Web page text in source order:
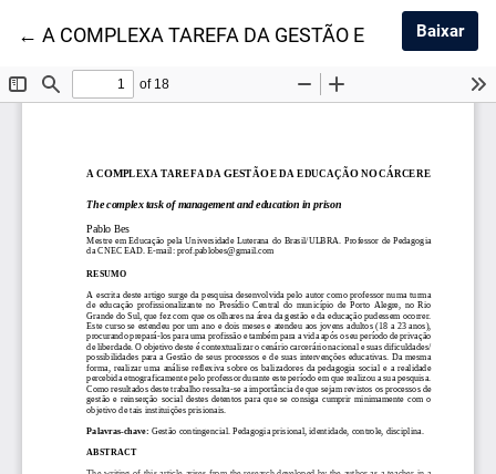
←Voltar aos Detalhes do Artigo
A COMPLEXA TAREFA DA GESTÃO E DA Baixar